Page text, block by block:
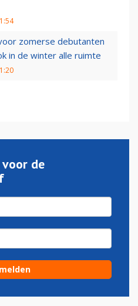
zomerse debutanten
in de winter alle ruimte
de